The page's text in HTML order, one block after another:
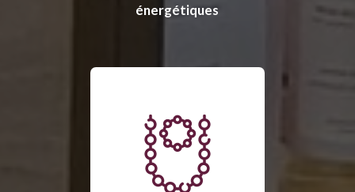
énergétiques